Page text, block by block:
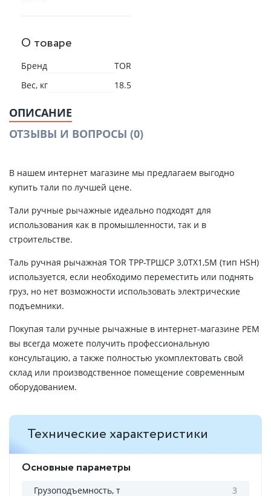
О товаре
Бренд
TOR
Вес, кг
18.5
ОПИСАНИЕ
ОТЗЫВЫ И ВОПРОСЫ (0)
В нашем интернет магазине мы предлагаем выгодно
купить тали по лучшей цене.
Тали ручные рычажные идеально подходят для
использования как в промышленности, так и в
строительстве.
Таль ручная рычажная TOR ТРР-ТРШСР 3,0ТХ1,5М (тип HSH)
используется, если необходимо переместить или поднять
груз, но нет возможности использовать электрические
подъемники.
Покупая тали ручные рычажные в интернет-магазине РЕМ
вы всегда можете получить профессиональную
консультацию, а также полностью укомплектовать свой
склад или производственное помещение современным
оборудованием.
Технические характеристики
Основные параметры
Грузоподъемность, т 3